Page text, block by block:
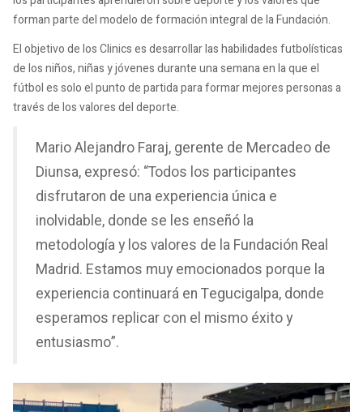
forman parte del modelo de formación integral de la Fundación.
El objetivo de los Clinics es desarrollar las habilidades futbolísticas
de los niños, niñas y jóvenes durante una semana en la que el
fútbol es solo el punto de partida para formar mejores personas a
través de los valores del deporte.
Mario Alejandro Faraj, gerente de Mercadeo de
Diunsa, expresó: “Todos los participantes
disfrutaron de una experiencia única e
inolvidable, donde se les enseñó la
metodología y los valores de la Fundación Real
Madrid. Estamos muy emocionados porque la
experiencia continuará en Tegucigalpa, donde
esperamos replicar con el mismo éxito y
entusiasmo”.